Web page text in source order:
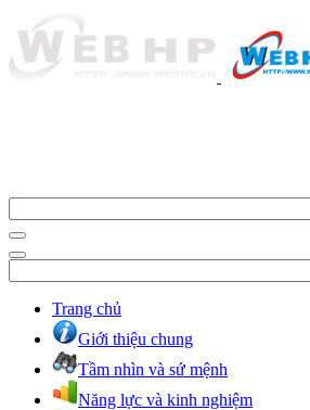
Trang chủ
Giới thiệu chung
Tầm nhìn và sứ mệnh
Năng lực và kinh nghiệm